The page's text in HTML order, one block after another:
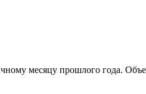
месяцу прошлого года.